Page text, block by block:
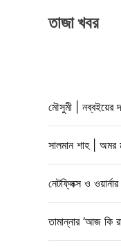
তাজা খবর
মৌসুমী | নব্বইয়ের
সালমান শাহ | অমর
নেটফ্লিক্স ও ওয়ার্নার
তামান্নার ‘আজ কি